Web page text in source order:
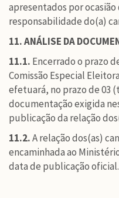
apresentados por
responsabilidade do(a)
11. ANÁLISE DA
11.1. Encerrado o prazo
Comissão Especial
efetuará, no prazo de 03
documentação exigida
publicação da relação
11.2.A relação dos(as)
encaminhada ao
data de publicação oficial.